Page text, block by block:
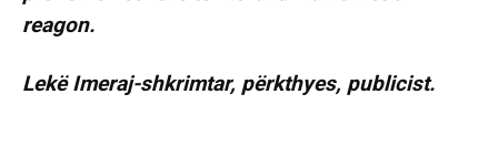
reagon.
Lekë Imeraj-shkrimtar, përkthyes, publicist.